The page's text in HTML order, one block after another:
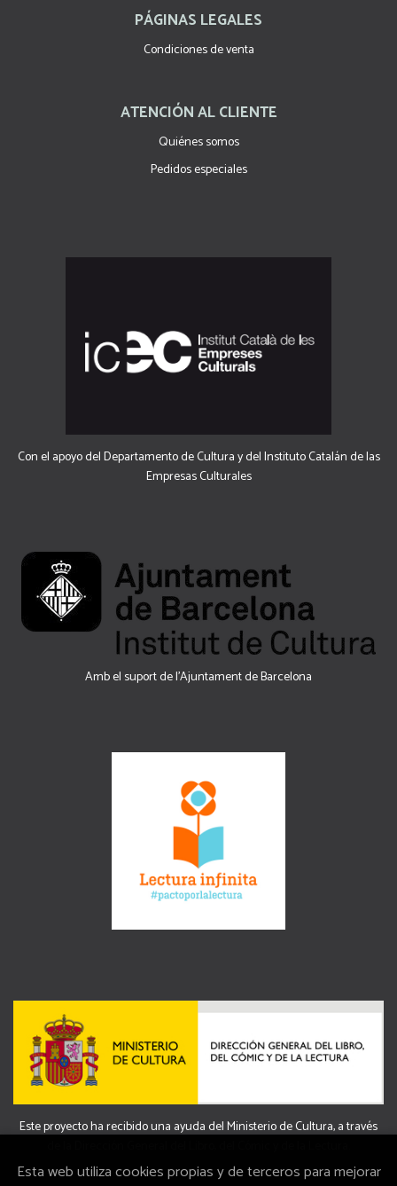
PÁGINAS LEGALES
Condiciones de venta
ATENCIÓN AL CLIENTE
Quiénes somos
Pedidos especiales
Con el apoyo del Departamento de Cultura y del Instituto Catalán de las
Empresas Culturales
Amb el suport de l’Ajuntament de Barcelona
Este proyecto ha recibido una ayuda del Ministerio de Cultura, a través
Esta web utiliza cookies propias y de terceros para mejorar